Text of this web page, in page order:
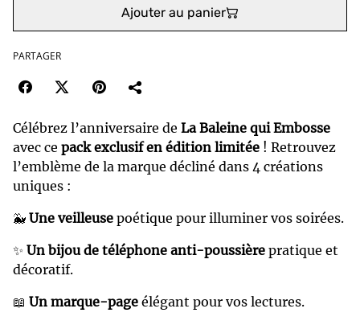
Ajouter au panier
PARTAGER
Célébrez l’anniversaire de La Baleine qui Embosse
avec ce pack exclusif en édition limitée ! Retrouvez
l’emblème de la marque décliné dans 4 créations
uniques :
🐳 Une veilleuse poétique pour illuminer vos soirées.
✨ Un bijou de téléphone anti-poussière pratique et
décoratif.
📖 Un marque-page élégant pour vos lectures.